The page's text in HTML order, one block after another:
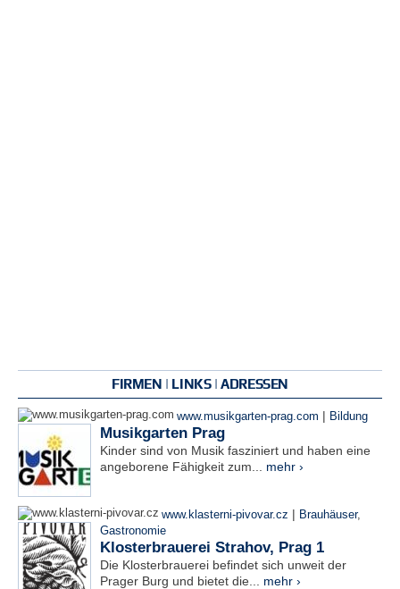
FIRMEN | LINKS | ADRESSEN
www.musikgarten-prag.com | Bildung
Musikgarten Prag
Kinder sind von Musik fasziniert und haben eine
angeborene Fähigkeit zum... mehr ›
www.klasterni-pivovar.cz | Brauhäuser,
Gastronomie
Klosterbrauerei Strahov, Prag 1
Die Klosterbrauerei befindet sich unweit der
Prager Burg und bietet die... mehr ›